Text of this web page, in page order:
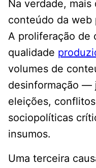
Na verdade, mais
conteúdo da web
A proliferação de
qualidade
volumes de
desinformação —
eleições,
sociopolíticas
insumos.
Uma terceira